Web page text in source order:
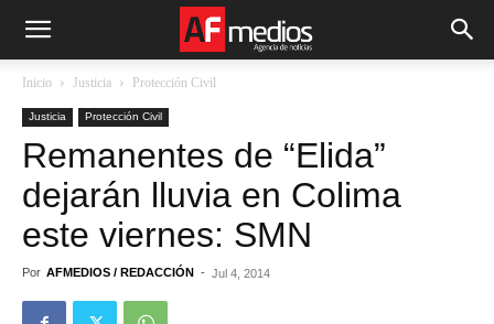
Inicio Justicia Protección Civil
Justicia Protección Civil
Remanentes de “Elida”
dejarán lluvia en Colima
este viernes: SMN
Por AFMEDIOS / REDACCIÓN - Jul 4, 2014